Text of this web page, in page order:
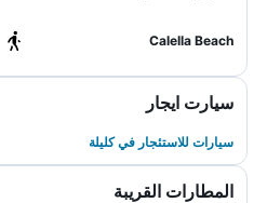
Calella Beach
سيارت ايجار
سيارات للاستئجار في كليلة
المطارات القريبة